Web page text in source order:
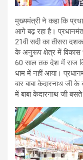
मुख्यमंत्री ने कहा कि
आगे बढ़ रहा है।
21वी सदी का तीसरा
के अनुरूप क्षेत्र में विकास
60 साल तक देश में राज
धाम में नहीं आया।
बार बाबा केदारनाथ जी
में बाबा केदारनाथ जी